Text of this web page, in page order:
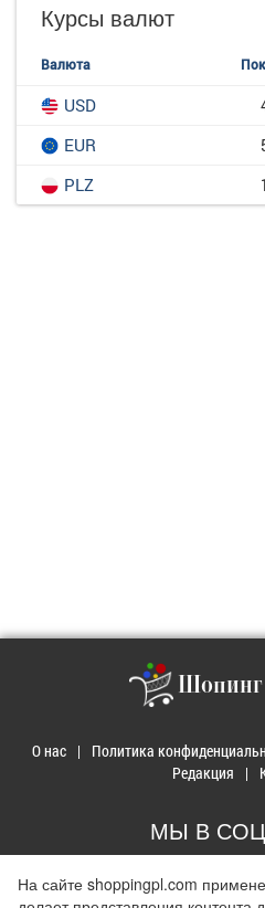
Курсы валют
Валюта
USD
EUR
PLZ
О нас Политика
Редакция
МЫ В
На сайте shoppingpl.com